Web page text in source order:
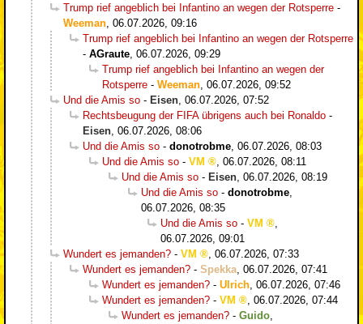
Trump rief angeblich bei Infantino an wegen der Rotsperre -
Weeman, 06.07.2026, 09:16
Trump rief angeblich bei Infantino an wegen der Rotsperre
- AGraute, 06.07.2026, 09:29
Trump rief angeblich bei Infantino an wegen der
Rotsperre - Weeman, 06.07.2026, 09:52
Und die Amis so - Eisen, 06.07.2026, 07:52
Rechtsbeugung der FIFA übrigens auch bei Ronaldo -
Eisen, 06.07.2026, 08:06
Und die Amis so - donotrobme, 06.07.2026, 08:03
Und die Amis so - VM , 06.07.2026, 08:11
Und die Amis so - Eisen, 06.07.2026, 08:19
Und die Amis so - donotrobme,
06.07.2026, 08:35
Und die Amis so - VM
,
06.07.2026, 09:01
Wundert es jemanden? - VM , 06.07.2026, 07:33
Wundert es jemanden? - Spekka, 06.07.2026, 07:41
Wundert es jemanden? - Ulrich, 06.07.2026, 07:46
Wundert es jemanden? - VM , 06.07.2026, 07:44
Wundert es jemanden? - Guido,